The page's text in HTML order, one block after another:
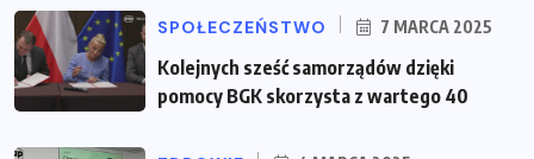
SPOŁECZEŃSTWO 7 MARCA 2025
Kolejnych sześć samorządów dzięki
pomocy BGK skorzysta z wartego 40